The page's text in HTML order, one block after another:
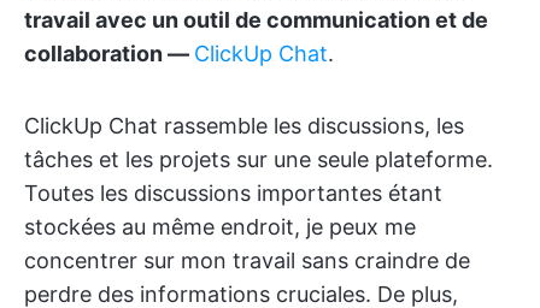
travail avec un outil de communication et de
collaboration — ClickUp Chat.
ClickUp Chat rassemble les discussions, les
tâches et les projets sur une seule plateforme.
Toutes les discussions importantes étant
stockées au même endroit, je peux me
concentrer sur mon travail sans craindre de
perdre des informations cruciales. De plus,